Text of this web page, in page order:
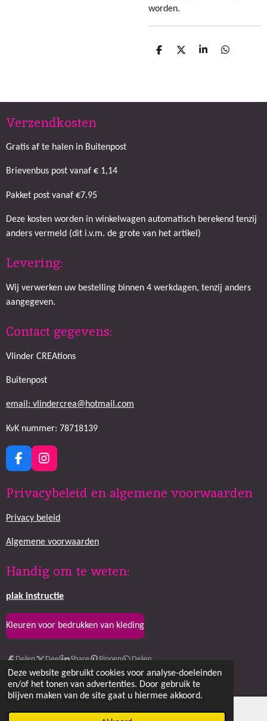
Deze website gebruikt cookies voor analyse-doeleinden
en/of het tonen van advertenties. Door gebruik te
blijven maken van de site gaat u hiermee akkoord.
worden.
D
D
S
D
Verzendkosten
Gratis af te halen in Buitenpost
Brievenbus post vanaf € 1,14
Pakket post vanaf €7.95
Deze kosten worden in winkelwagen automatisch berekend tenzij
anders vermeld (dit i.v.m. de grote van het artikel)
Levering:
Wij verwerken uw bestelling binnen 4 werkdagen, tenzij anders
aangegeven.
Contact gegevens:
Vlinder CREAtions
Buitenpost
email: vlindercrea@hotmail.com
KvK nummer: 78718139
F
a
e
o
k
I
n
t
g
a
Privacybeleid en algemene voorwaarden
Privacy beleid
Algemene voorwaarden
Handig om te weten:
plak instructie
Kleuren voor bedrukken van kleding
Delen Deel Share Pinnen Delen
© 2020 Vlindercreations